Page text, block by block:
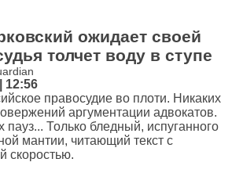
ожидает своей
толчет воду в ступе
12:56
правосудие во плоти. Никаких
аргументации адвокатов.
Только бледный, испуганного
мантии, читающий текст с
скоростью.